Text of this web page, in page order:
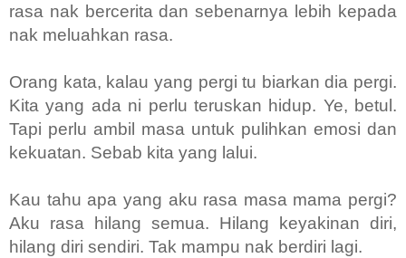
rasa nak bercerita dan sebenarnya lebih kepada
nak meluahkan rasa.
Orang kata, kalau yang pergi tu biarkan dia pergi.
Kita yang ada ni perlu teruskan hidup. Ye, betul.
Tapi perlu ambil masa untuk pulihkan emosi dan
kekuatan. Sebab kita yang lalui.
Kau tahu apa yang aku rasa masa mama pergi?
Aku rasa hilang semua. Hilang keyakinan diri,
hilang diri sendiri. Tak mampu nak berdiri lagi.